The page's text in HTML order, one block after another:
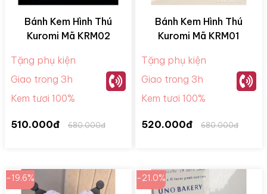
Bánh Kem Hình Thú
Kuromi Mã KRM02
Tặng phụ kiện
Giao trong 3h
Kem tươi 100%
510.000đ 680.000đ
Bánh Kem Hình Thú
Kuromi Mã KRM01
Tặng phụ kiện
Giao trong 3h
Kem tươi 100%
520.000đ 680.000đ
-19.6% -21.0%